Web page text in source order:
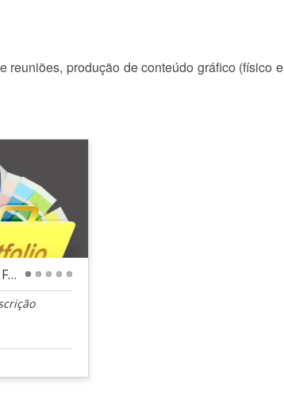
reuniões, produção de conteúdo gráfico (físico e
6ª Edição do Festival Sabores de SAJ